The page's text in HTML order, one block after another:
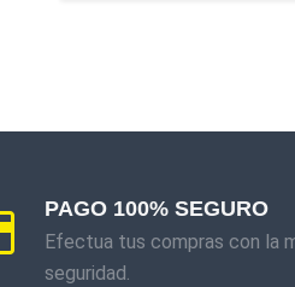
PAGO 100% SEGURO
Efectua tus compras con la
seguridad.